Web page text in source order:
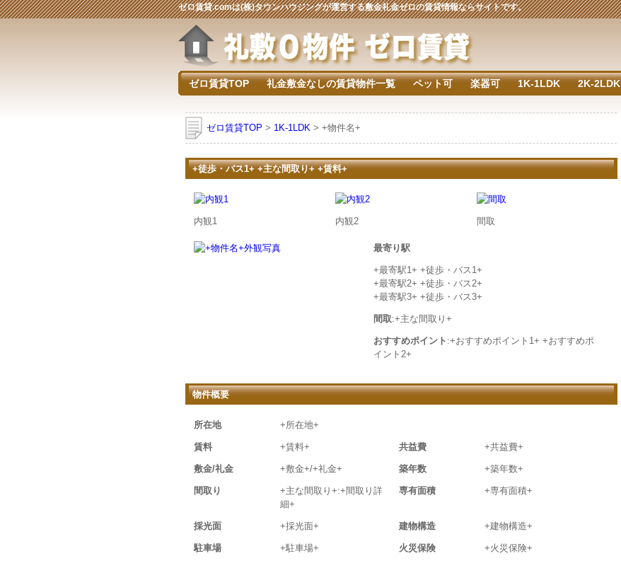
ゼロ賃貸.comは(株)タウンハウジングが運営する敷金礼金ゼロの賃貸情報ならサイトです。
ゼロ賃貸TOP 礼金敷金なしの賃貸物件一覧 ペット可 楽器可 1K-1LDK 2K-2LDK
ゼロ賃貸TOP > 1K-1LDK > +物件名+
+徒歩・バス1+ +主な間取り+ +賃料+
内観1 内観2 間取
最寄り駅
+最寄駅1+ +徒歩・バス1+
+最寄駅2+ +徒歩・バス2+
+最寄駅3+ +徒歩・バス3+
間取:+主な間取り+
おすすめポイント :+おすすめポイント1+ +おすすめポ
イント2+
物件概要
所在地 +所在地+
賃料 +賃料+ 共益費 +共益費+
敷金/礼金 +敷金+/+礼金+ 築年数 +築年数+
間取り
+主な間取り+:+間取り詳
細+
専有面積 +専有面積+
採光面 +採光面+ 建物構造 +建物構造+
駐車場 +駐車場+ 火災保険 +火災保険+